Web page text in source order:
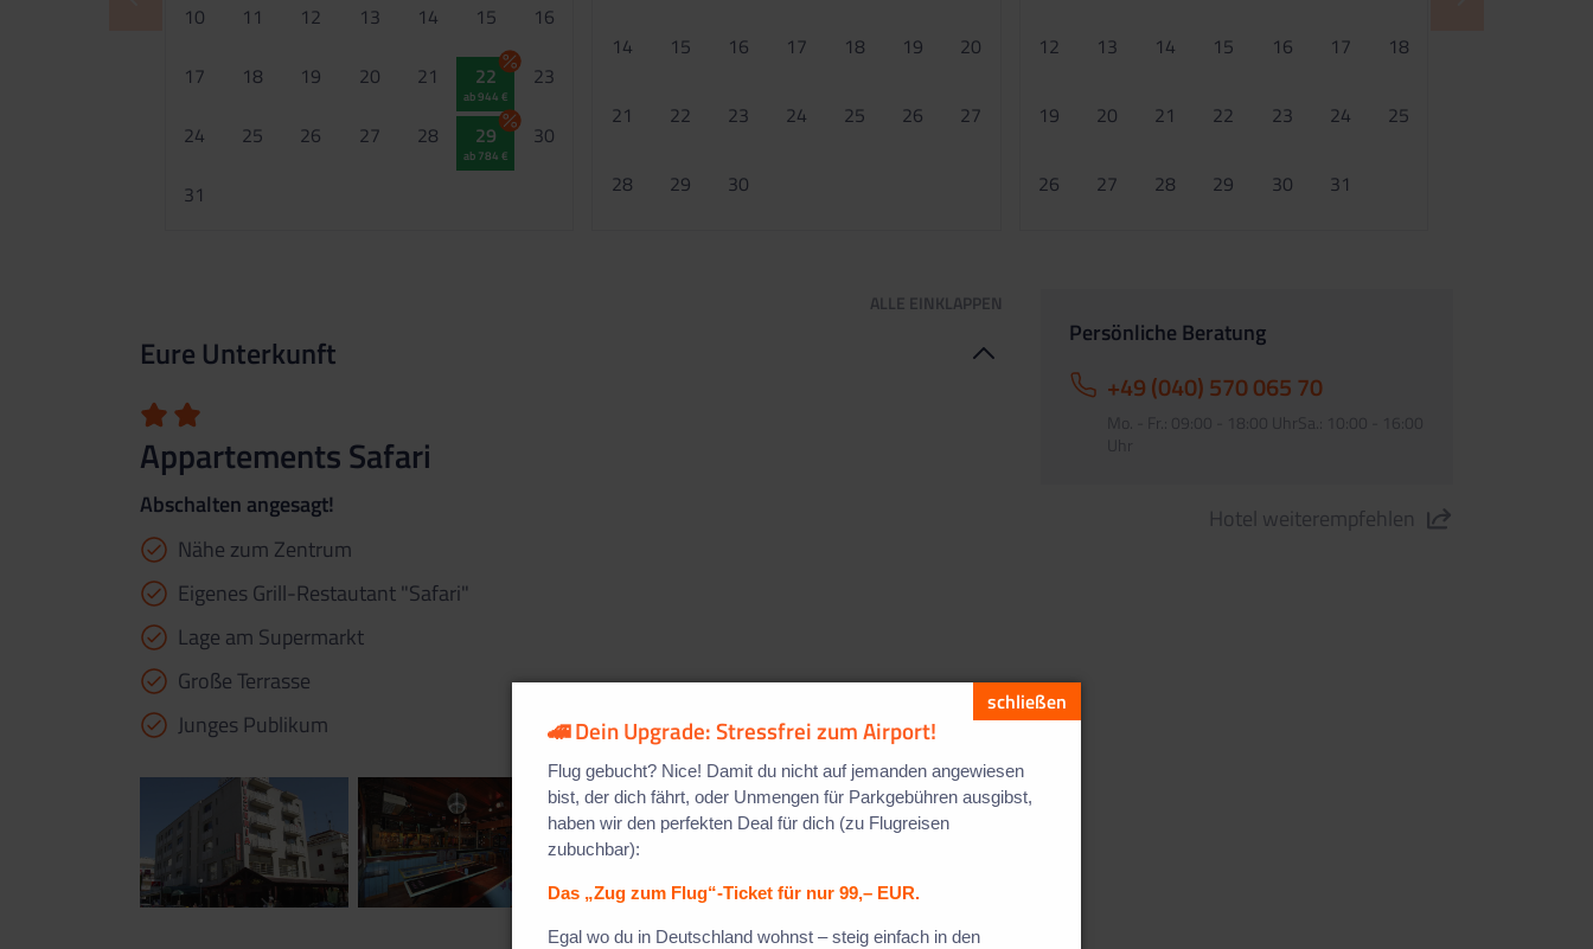
10 11 12 13 14 15 16
17 18 19 20 21 22
ab 944 €
23
24 25 26 27 28 29
ab 784 €
30
31
14 15 16 17 18 19 20
21 22 23 24 25 26 27
28 29 30
12 13 14 15 16 17 18
19 20 21 22 23 24 25
26 27 28 29 30 31
ALLE EINKLAPPEN
Eure Unterkunft
Appartements Safari
Abschalten angesagt!
Nähe zum Zentrum
Eigenes Grill-Restautant "Safari"
Lage am Supermarkt
Große Terrasse
Junges Publikum
Persönliche Beratung
+49 (040) 570 065 70
Mo. - Fr.: 09:00 - 18:00 UhrSa.: 10:00 - 16:00
Uhr
Hotel weiterempfehlen
🚄 Dein Upgrade: Stressfrei zum Airport!
Flug gebucht? Nice! Damit du nicht auf jemanden angewiesen
bist, der dich fährt, oder Unmengen für Parkgebühren ausgibst,
haben wir den perfekten Deal für dich (zu Flugreisen
zubuchbar):
Das „Zug zum Flug“-Ticket für nur 99,– EUR.
Egal wo du in Deutschland wohnst – steig einfach in den